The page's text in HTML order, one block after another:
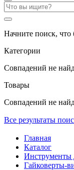
Начните поиск, что
Категории
Совпадений не
Товары
Совпадений не
Все результаты
Главная
Каталог
Инструменты
Гайковерты-